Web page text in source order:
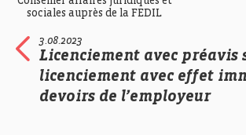
sociales auprès de la FEDIL
3.08.2023
Licenciement avec préavis
licenciement avec effet
devoirs de l’employeur